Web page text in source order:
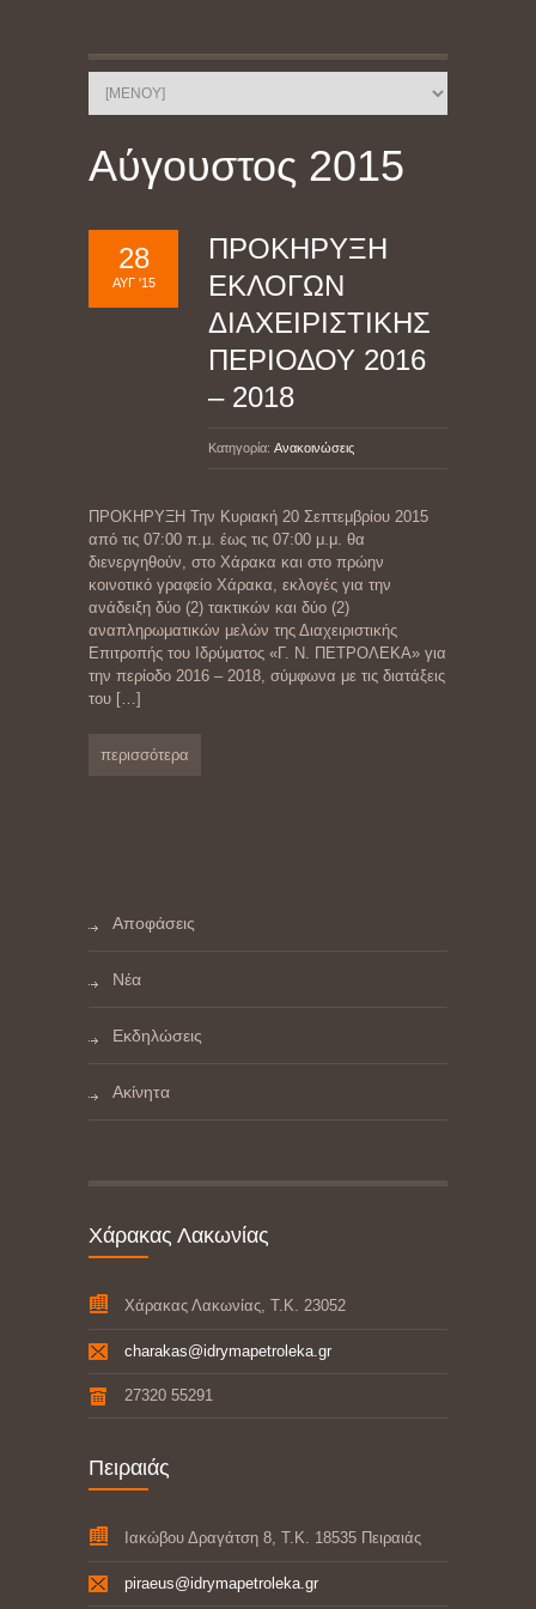
Αύγουστος 2015
28
ΑΥΓ '15
ΠΡΟΚΗΡΥΞΗ
ΕΚΛΟΓΩΝ
ΔΙΑΧΕΙΡΙΣΤΙΚΗΣ
ΠΕΡΙΟΔΟΥ 2016
– 2018
Κατηγορία: Ανακοινώσεις
ΠΡΟΚΗΡΥΞΗ Την Κυριακή 20 Σεπτεμβρίου 2015
από τις 07:00 π.μ. έως τις 07:00 μ.μ. θα
διενεργηθούν, στο Χάρακα και στο πρώην
κοινοτικό γραφείο Χάρακα, εκλογές για την
ανάδειξη δύο (2) τακτικών και δύο (2)
αναπληρωματικών μελών της Διαχειριστικής
Επιτροπής του Ιδρύματος «Γ. Ν. ΠΕΤΡΟΛΕΚΑ» για
την περίοδο 2016 – 2018, σύμφωνα με τις διατάξεις
του […]
περισσότερα
Αποφάσεις
Νέα
Εκδηλώσεις
Ακίνητα
Χάρακας Λακωνίας
Χάρακας Λακωνίας, Τ.Κ. 23052
charakas@idrymapetroleka.gr
27320 55291
Πειραιάς
Ιακώβου Δραγάτση 8, Τ.Κ. 18535 Πειραιάς
piraeus@idrymapetroleka.gr